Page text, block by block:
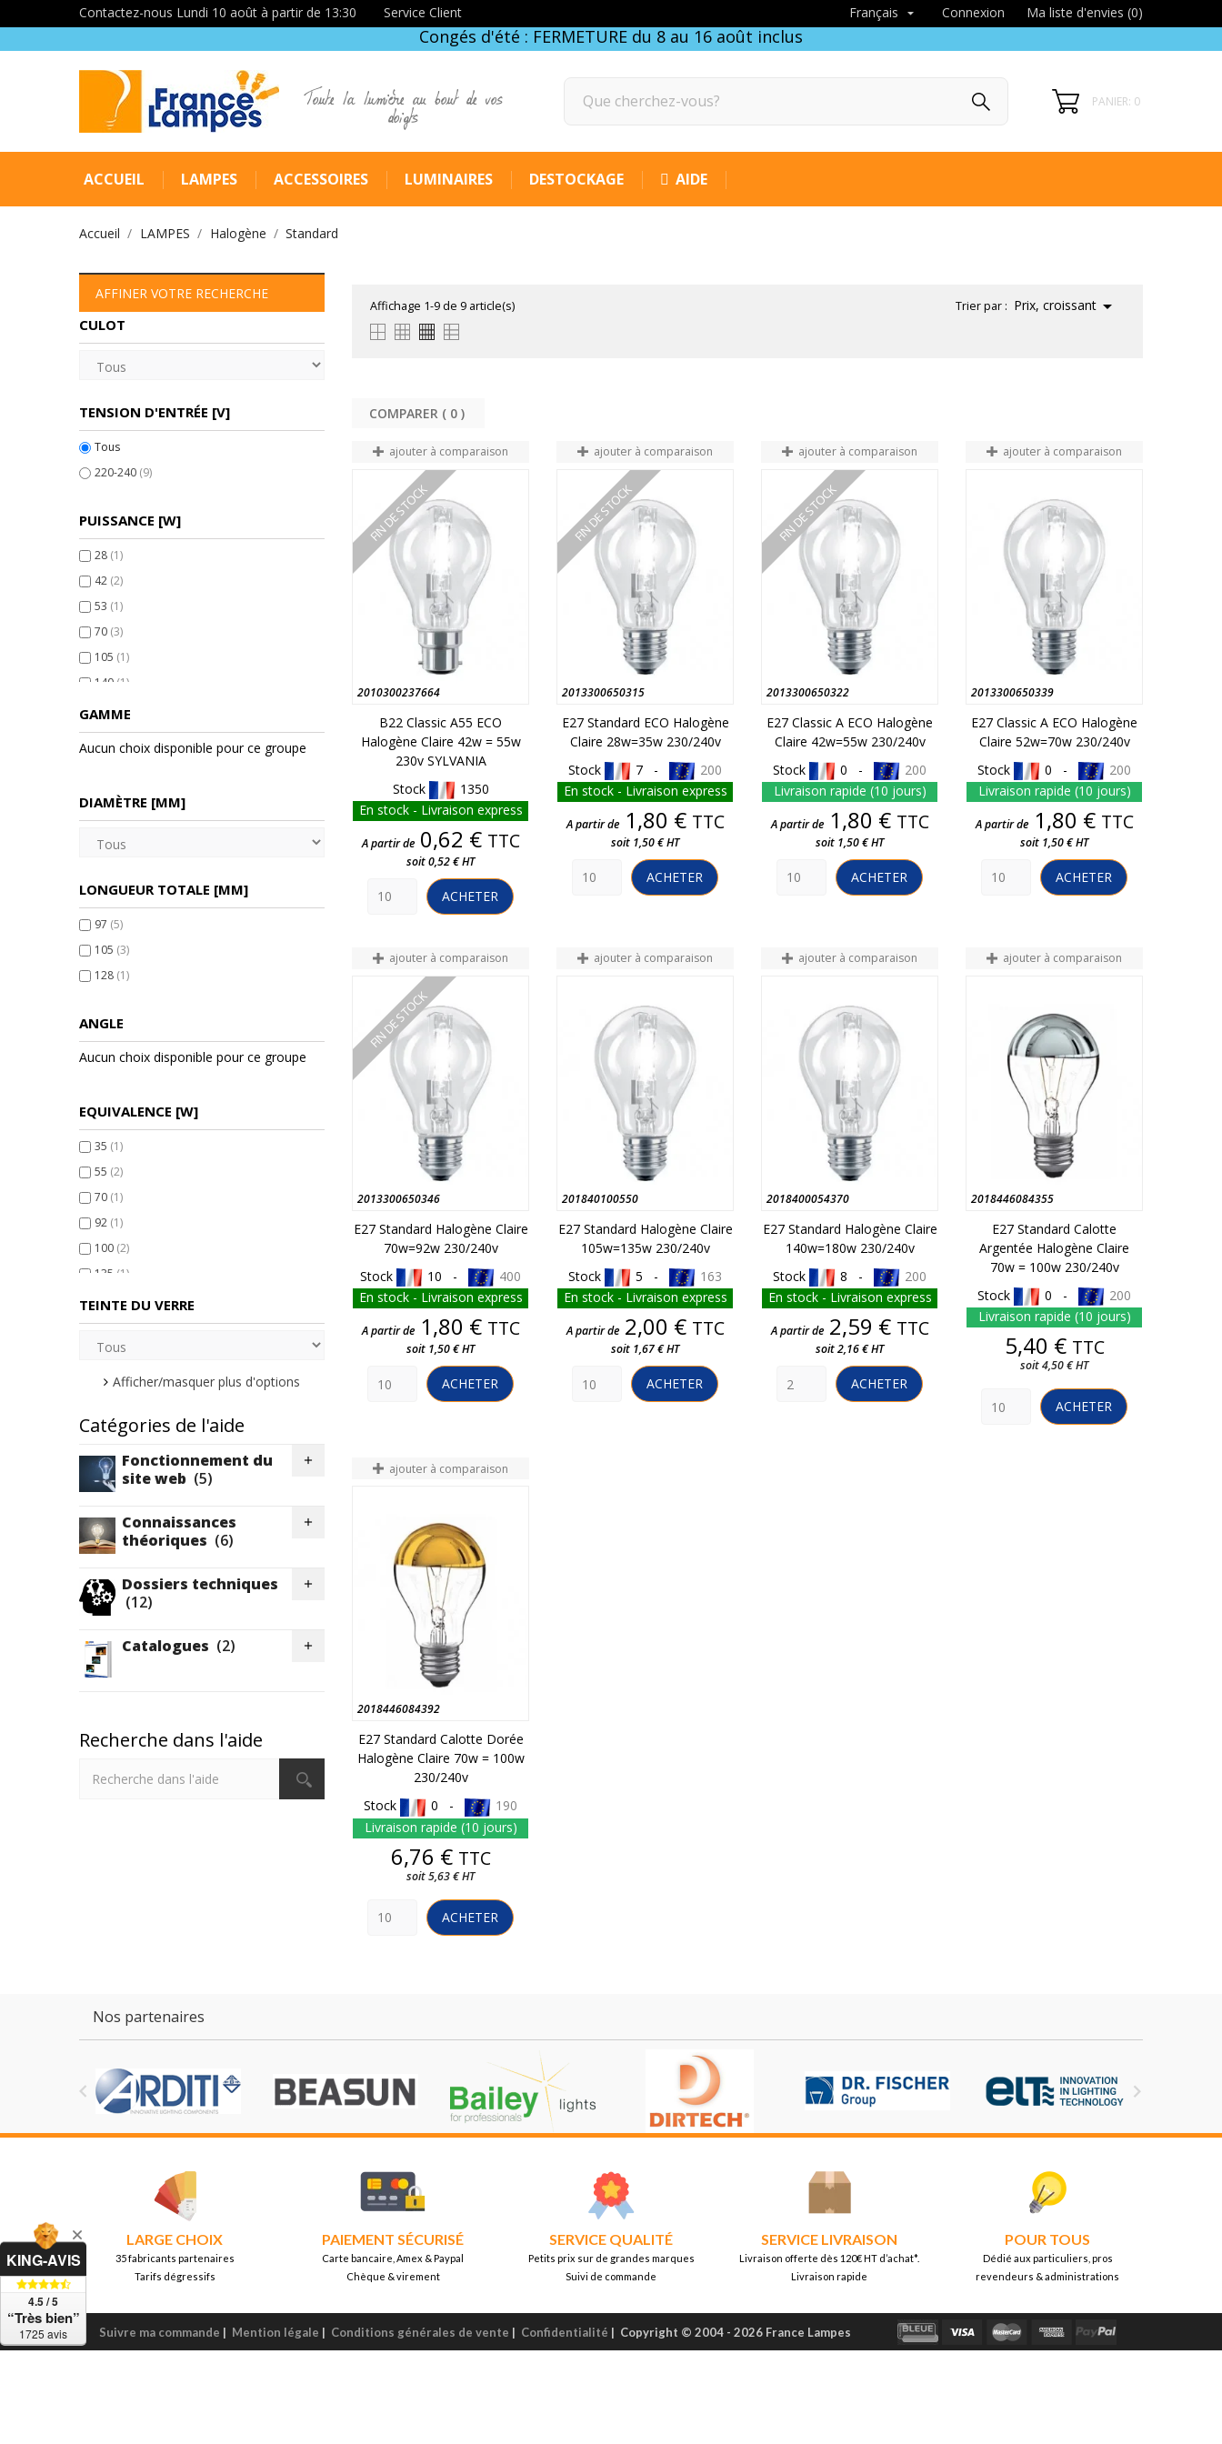
Contactez-nous Lundi 10 août à partir de 13:30 Service Client Français  Connexion Ma liste d'envies (0)
Congés d'été : FERMETURE du 8 au 16 août inclus
Toute la lumière au bout de vos
doigts PANIER: 0
ACCUEIL LAMPES ACCESSOIRES LUMINAIRES DESTOCKAGE AIDE
Accueil LAMPES Halogène Standard
AFFINER VOTRE RECHERCHE
CULOT
TENSION D'ENTRÉE [V]
Tous
220-240 (9)
PUISSANCE [W]
28 (1)
42 (2)
53 (1)
70 (3)
105 (1)
140 (1)
GAMME
Aucun choix disponible pour ce groupe
DIAMÈTRE [MM]
LONGUEUR TOTALE [MM]
97 (5)
105 (3)
128 (1)
ANGLE
Aucun choix disponible pour ce groupe
EQUIVALENCE [W]
35 (1)
55 (2)
70 (1)
92 (1)
100 (2)
135 (1)
180(1)
TEINTE DU VERRE
Afficher/masquer plus d'options
Catégories de l'aide
Fonctionnement du
site web (5)

Connaissances
théoriques (6)

Dossiers techniques
(12)

Catalogues (2) 
Recherche dans l'aide
Affichage 1-9 de 9 article(s) Trier par : Prix, croissant 
COMPARER ( 0
ajouter à comparaison
2010300237664
FIN DE STOCK
B22 Classic A55 ECO
Halogène Claire 42w = 55w
230v SYLVANIA
Stock
1350
En stock - Livraison express
Prix
A partir de 0,62 € TTC
soit 0,52 € HT
ACHETER
ajouter à comparaison
2013300650315
FIN DE STOCK
E27 Standard ECO Halogène
Claire 28w=35w 230/240v
Stock
7 -
200
En stock - Livraison express
Prix
A partir de 1,80 € TTC
soit 1,50 € HT
ACHETER
ajouter à comparaison
2013300650322
FIN DE STOCK
E27 Classic A ECO Halogène
Claire 42w=55w 230/240v
Stock
0 -
200
Livraison rapide (10 jours)
Prix
A partir de 1,80 € TTC
soit 1,50 € HT
ACHETER
ajouter à comparaison
2013300650339
E27 Classic A ECO Halogène
Claire 52w=70w 230/240v
Stock
0 -
200
Livraison rapide (10 jours)
Prix
A partir de 1,80 € TTC
soit 1,50 € HT
ACHETER
ajouter à comparaison
2013300650346
FIN DE STOCK
E27 Standard Halogène Claire
70w=92w 230/240v
Stock
10 -
400
En stock - Livraison express
Prix
A partir de 1,80 € TTC
soit 1,50 € HT
ACHETER
ajouter à comparaison
201840100550
E27 Standard Halogène Claire
105w=135w 230/240v
Stock
5 -
163
En stock - Livraison express
Prix
A partir de 2,00 € TTC
soit 1,67 € HT
ACHETER
ajouter à comparaison
2018400054370
E27 Standard Halogène Claire
140w=180w 230/240v
Stock
8 -
200
En stock - Livraison express
Prix
A partir de 2,59 € TTC
soit 2,16 € HT
ACHETER
ajouter à comparaison
2018446084355
E27 Standard Calotte
Argentée Halogène Claire
70w = 100w 230/240v
Stock
0 -
200
Livraison rapide (10 jours)
Prix
5,40 € TTC
soit 4,50 € HT
ACHETER
ajouter à comparaison
2018446084392
E27 Standard Calotte Dorée
Halogène Claire 70w = 100w
230/240v
Stock
0 -
190
Livraison rapide (10 jours)
Prix
6,76 € TTC
soit 5,63 € HT
ACHETER
Nos partenaires
 
LARGE CHOIX
35 fabricants partenaires
Tarifs dégressifs
PAIEMENT SÉCURISÉ
Carte bancaire, Amex & Paypal
Chèque & virement
SERVICE QUALITÉ
Petits prix sur de grandes marques
Suivi de commande
SERVICE LIVRAISON
Livraison offerte dès 120€ HT d’achat*.
Livraison rapide
POUR TOUS
Dédié aux particuliers, pros
revendeurs & administrations
Suivre ma commande | Mention légale | Conditions générales de vente | Confidentialité | Copyright © 2004 - 2026 France Lampes
KING-AVIS
4.5 / 5
“Très bien”
1725 avis